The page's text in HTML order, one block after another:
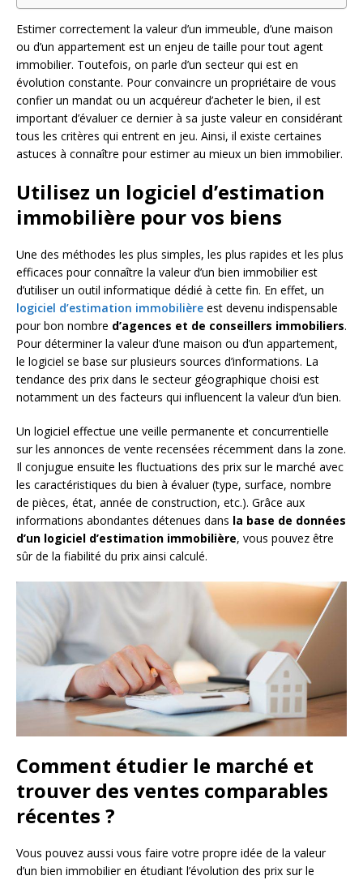
Estimer correctement la valeur d’un immeuble, d’une maison
ou d’un appartement est un enjeu de taille pour tout agent
immobilier. Toutefois, on parle d’un secteur qui est en
évolution constante. Pour convaincre un propriétaire de vous
confier un mandat ou un acquéreur d’acheter le bien, il est
important d’évaluer ce dernier à sa juste valeur en considérant
tous les critères qui entrent en jeu. Ainsi, il existe certaines
astuces à connaître pour estimer au mieux un bien immobilier.
Utilisez un logiciel d’estimation
immobilière pour vos biens
Une des méthodes les plus simples, les plus rapides et les plus
efficaces pour connaître la valeur d’un bien immobilier est
d’utiliser un outil informatique dédié à cette fin. En effet, un
logiciel d’estimation immobilière est devenu indispensable
pour bon nombre d’agences et de conseillers immobiliers.
Pour déterminer la valeur d’une maison ou d’un appartement,
le logiciel se base sur plusieurs sources d’informations. La
tendance des prix dans le secteur géographique choisi est
notamment un des facteurs qui influencent la valeur d’un bien.
Un logiciel effectue une veille permanente et concurrentielle
sur les annonces de vente recensées récemment dans la zone.
Il conjugue ensuite les fluctuations des prix sur le marché avec
les caractéristiques du bien à évaluer (type, surface, nombre
de pièces, état, année de construction, etc.). Grâce aux
informations abondantes détenues dans la base de données
d’un logiciel d’estimation immobilière, vous pouvez être
sûr de la fiabilité du prix ainsi calculé.
Comment étudier le marché et
trouver des ventes comparables
récentes ?
Vous pouvez aussi vous faire votre propre idée de la valeur
d’un bien immobilier en étudiant l’évolution des prix sur le